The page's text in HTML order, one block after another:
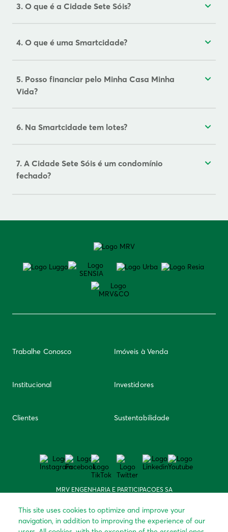
3. O que é a Cidade Sete Sóis?
4. O que é uma Smartcidade?
5. Posso financiar pelo Minha Casa Minha
Vida?
6. Na Smartcidade tem lotes?
7. A Cidade Sete Sóis é um condomínio
fechado?
Trabalhe Conosco Imóveis à Venda
Institucional Investidores
Clientes Sustentabilidade
MRV ENGENHARIA E PARTICIPACOES SA
Avenida Professor Mário Werneck, 621 – Estoril –
30455-610 – Belo Horizonte, MG, BR
Telefones: 3615 7100 | 0800 728 9000
This site uses cookies to optimize and improve your
navigation, in addition to improving the experience of our